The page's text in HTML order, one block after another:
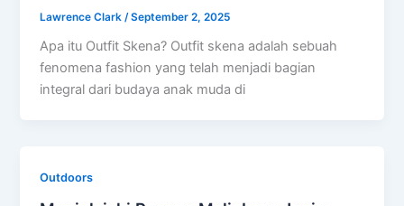
Lawrence Clark /September 2, 2025
Apa itu Outfit Skena? Outfit skena adalah sebuah
fenomena fashion yang telah menjadi bagian
integral dari budaya anak muda di
Outdoors